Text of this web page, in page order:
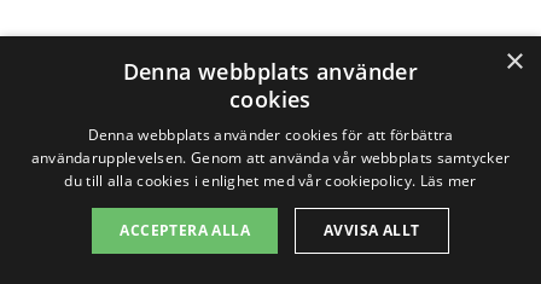
Få 3 erbjudanden, gratis och utan
Sök efter en
×
Denna webbplats använder
cookies
Denna webbplats använder cookies för att förbättra
användarupplevelsen. Genom att använda vår webbplats samtycker
du till alla cookies i enlighet med vår cookiepolicy. Läs mer
ACCEPTERA ALLA AVVISA ALLT